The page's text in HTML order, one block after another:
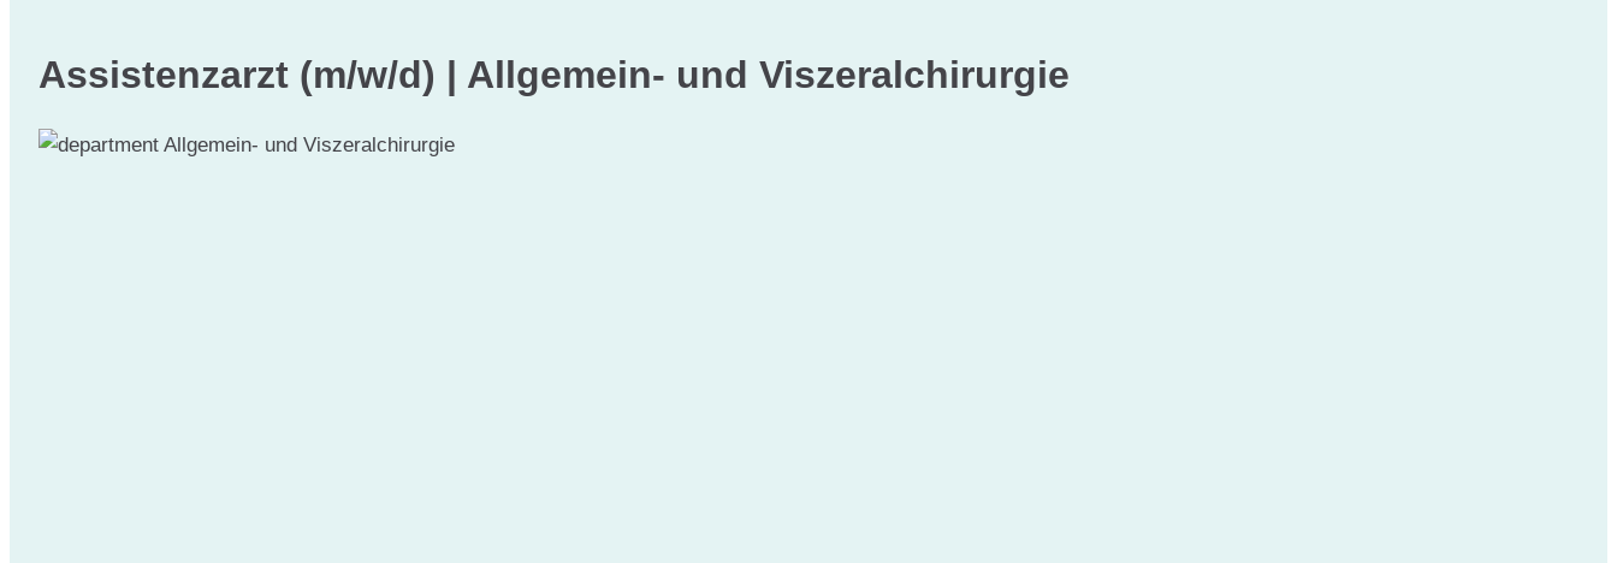
Assistenzarzt (m/w/d) | Allgemein- und Viszeralchirurgie
Allgemein- und Viszeralchirurgie